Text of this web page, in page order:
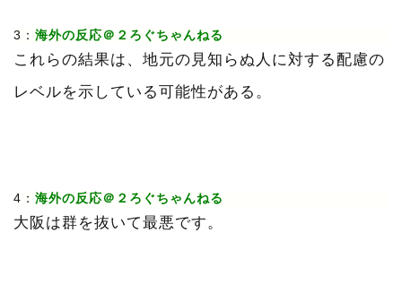
3： 海外の反応＠２ろぐちゃんねる
これらの結果は、地元の見知らぬ人に対する配慮の
レベルを示している可能性がある。
4： 海外の反応＠２ろぐちゃんねる
大阪は群を抜いて最悪です。